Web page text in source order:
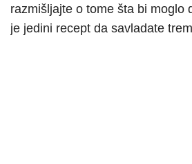
razmišljajte o tome šta bi moglo
je jedini recept da savladate